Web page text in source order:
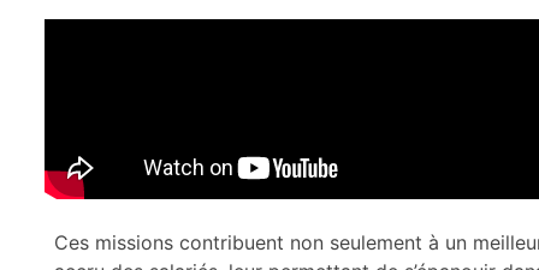
Ces missions contribuent non seulement à un